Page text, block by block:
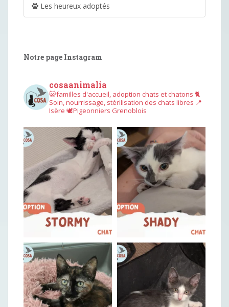
Les heureux adoptés
Notre page Instagram
cosaanimalia
😺familles d'accueil, adoption chats et chatons 🐈
Soin, nourrissage, stérilisation des chats libres 📍
Isère 🕊︎Pigeonniers Grenoblois